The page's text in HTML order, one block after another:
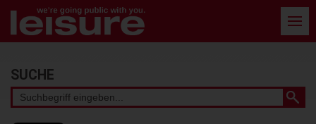
Barrierefreie
Bedienung
der
Stichwortsuche
SUCHE